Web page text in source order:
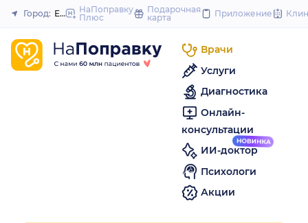
to
Закрыть
Город: Екатеринбург
НаПоправку
Плюс
Подарочная
карта
Приложение
Врачи
Услуги
Диагностика
Онлайн-
консультации
ИИ-доктор
Психологи
Акции